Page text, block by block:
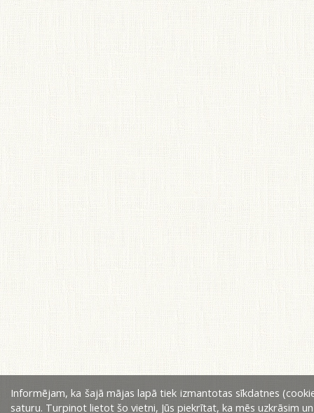
Informējam, ka šajā mājas lapā tiek izmantotas sīkdatnes
saturu. Turpinot lietot šo vietni, Jūs piekrītat, ka mēs uzkrāsim